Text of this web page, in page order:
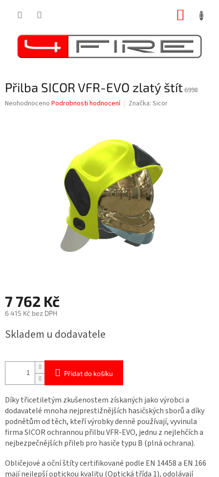
Přilba SICOR VFR-EVO zlatý štít 6998
Průměrné
Neohodnoceno Podrobnosti hodnocení Značka: Sicor
7 762 Kč
6 415 Kč bez DPH
cena:
Skladem u dodavatele
Přidat do košíku
Díky třicetiletým zkušenostem získaných jako výrobci a
dodavatelé mnoha nejprestižnějších hasičských sborů a díky
podnětům od těch, kteří výrobky denně používají, vyvinula
firma SICOR ochrannou přilbu VFR-EVO, jednu z nejlehčích a
nejbezpečnějších přileb pro hasiče typu B (plná ochrana).
Obličejové a oční štíty certifikované podle EN 14458 a EN 166
mají nejlepší optickou kvalitu (Optická třída 1), odolávají